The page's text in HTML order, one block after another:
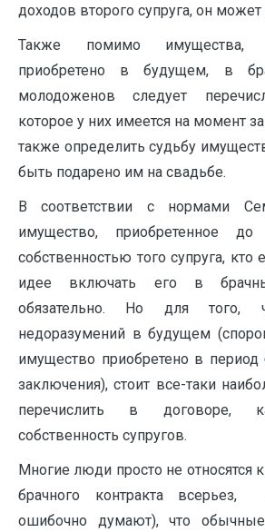
доходов второго су­пруга, он может
Также помимо имущества,
приобретено в будущем, в
молодоженов следует
которое у них имеется на момент
также определить судьбу
быть подарено им на свадьбе.
В соответствии с нормами
имущество, приобретенное до
собственностью того супруга, кто
идее включать его в
обязательно. Но для того,
недоразумений в будущем
имущество приобретено в период
заключения), стоит все-таки
перечислить в договоре,
собственность супругов.
Многие люди просто не относятся
брачного контракта
ошибочно думают), что